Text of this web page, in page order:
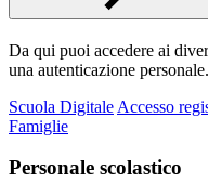
Da qui puoi accedere ai
una autenticazione personale.
Scuola Digitale Accesso
Famiglie
Personale scolastico